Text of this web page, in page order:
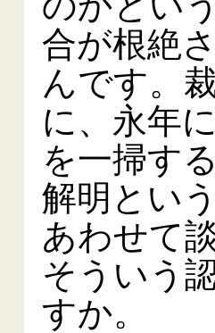
合が根絶
んです。
に、永年
を一掃す
解明とい
あわせて
そういう
すか。